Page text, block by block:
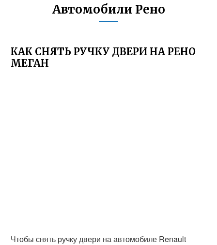
Автомобили Рено
КАК СНЯТЬ РУЧКУ ДВЕРИ НА РЕНО
МЕГАН
Чтобы снять ручку двери на автомобиле Renault